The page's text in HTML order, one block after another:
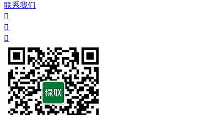
联系我们


